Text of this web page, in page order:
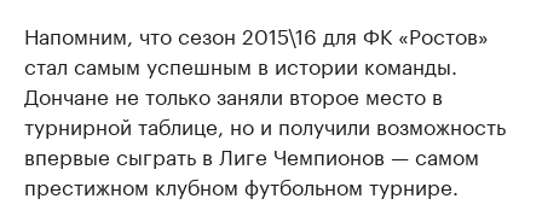
Напомним, что сезон 2015\16 для ФК «Ростов»
стал самым успешным в истории команды.
Дончане не только заняли второе место в
турнирной таблице, но и получили возможность
впервые сыграть в Лиге Чемпионов — самом
престижном клубном футбольном турнире.